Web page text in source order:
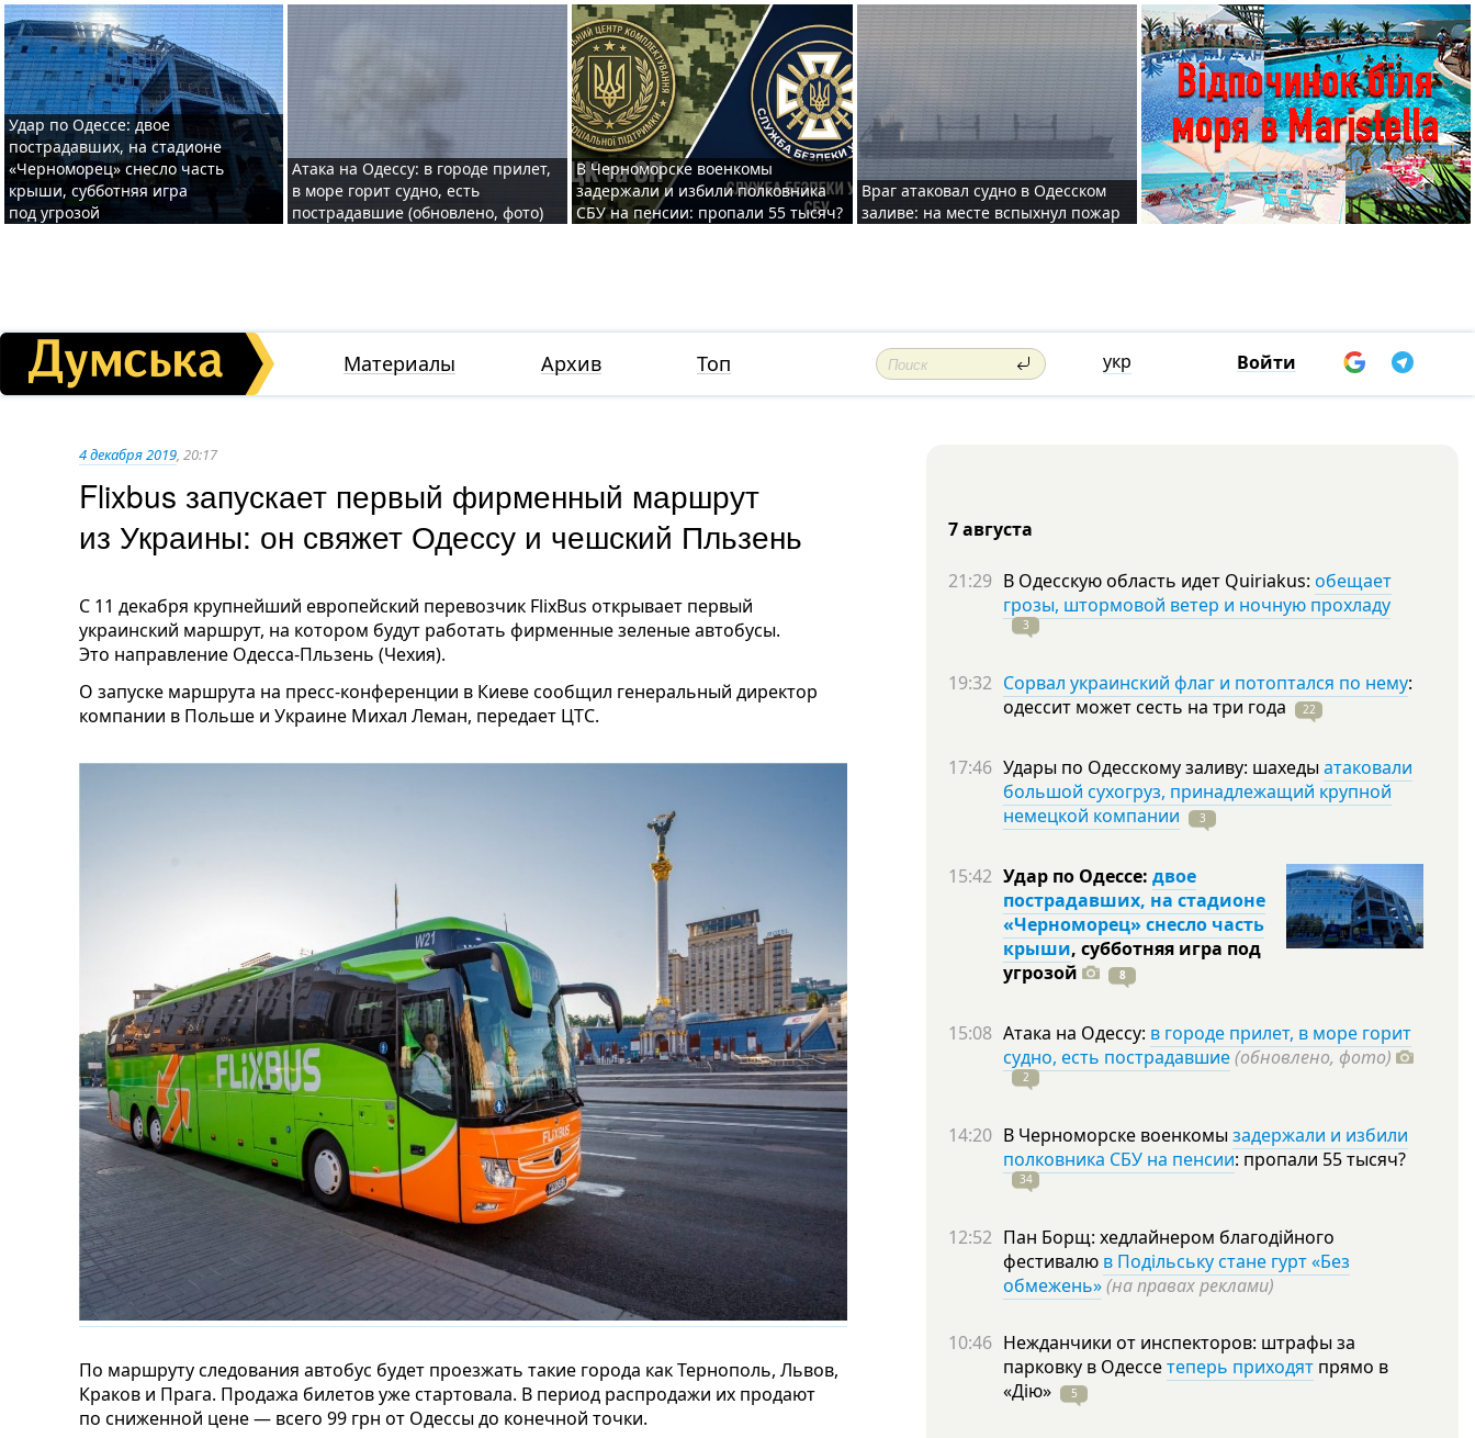
Удар по Одессе: двое
пострадавших, на стадионе
«Черноморец» снесло часть
крыши, субботняя игра
под угрозой
Атака на Одессу: в городе прилет,
в море горит судно, есть
пострадавшие (обновлено, фото)
В Черноморске военкомы
задержали и избили полковника
СБУ на пенсии: пропали 55 тысяч?
Враг атаковал судно в Одесском
заливе: на месте вспыхнул пожар
Материалы Архив Топ укр Войти
4 декабря 2019, 20:17
Flixbus запускает первый фирменный маршрут
из Украины: он свяжет Одессу и чешский Пльзень
С 11 декабря крупнейший европейский перевозчик FlixBus открывает первый
украинский маршрут, на котором будут работать фирменные зеленые автобусы.
Это направление Одесса-Пльзень (Чехия).
О запуске маршрута на пресс-конференции в Киеве сообщил генеральный директор
компании в Польше и Украине Михал Леман, передает ЦТС.
По маршруту следования автобус будет проезжать такие города как Тернополь, Львов,
Краков и Прага. Продажа билетов уже стартовала. В период распродажи их продают
по сниженной цене — всего 99 грн от Одессы до конечной точки.
7 августа
21:29 В Одесскую область идет Quiriakus: обещает
грозы, штормовой ветер и ночную прохладу
3
19:32 Сорвал украинский флаг и потоптался по нему:
одессит может сесть на три года 22
17:46 Удары по Одесскому заливу: шахеды атаковали
большой сухогруз, принадлежащий крупной
немецкой компании
3
15:42 Удар по Одессе: двое
пострадавших, на стадионе
«Черноморец» снесло часть
крыши, субботняя игра под
угрозой
8
15:08 Атака на Одессу: в городе прилет, в море горит
судно, есть пострадавшие(обновлено, фото)
2
14:20 В Черноморске военкомы задержали и избили
полковника СБУ на пенсии: пропали 55тысяч?
34
12:52 Пан Борщ: хедлайнером благодійного
фестивалю в Подільську стане гурт «Без
обмежень»(на правах реклами)
10:46 Нежданчики от инспекторов: штрафы за
парковку в Одессетеперь приходят прямо в
«Дію»
5